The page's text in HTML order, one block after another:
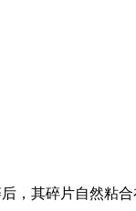
，其碎片自然粘